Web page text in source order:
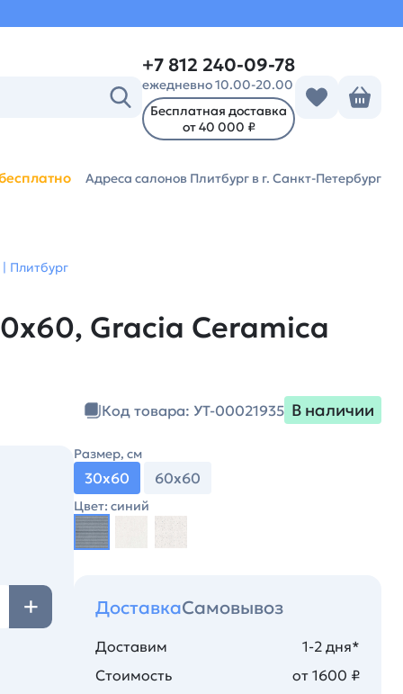
+7 812 240-09-78
ежедневно 10.00-20.00
Бесплатная доставка
от 40 000 ₽
Адреса салонов Плитбург в г. Санкт-Петербург
Плитбург
Gracia Ceramica
Код товара: УТ-00021935 В наличии
Размер, см
30х60 60х60
Цвет: синий
ДоставкаСамовывоз
Доставим
1-2 дня*
Стоимость
от 1600 ₽